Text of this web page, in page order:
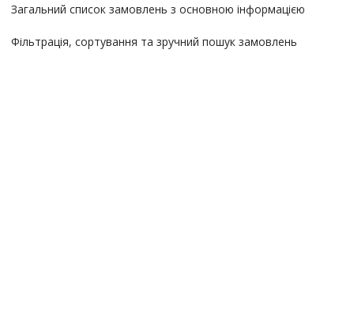
Загальний список замовлень з основною інформацією
Фільтрація, сортування та зручний пошук замовлень